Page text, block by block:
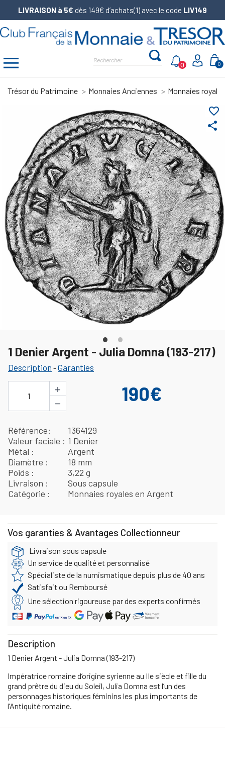
LIVRAISON à 5€ dès 149€ d’achats(1) avec le code LIV149
0
0
Trésor du Patrimoine Monnaies Anciennes Monnaies royales
share
favorite_border
1 Denier Argent - Julia Domna (193-217)
Description -Garanties
1
+
−
190€
Référence
1364129
Valeur faciale
1 Denier
Métal
Argent
Diamètre
18 mm
Poids
3,22 g
Livraison
Sous capsule
Catégorie
Monnaies royales en Argent
Vos garanties & Avantages Collectionneur
Livraison sous capsule
Un service de qualité et personnalisé
Spécialiste de la numismatique depuis plus de 40 ans
Satisfait ou Remboursé
Une sélection rigoureuse par des experts confirmés
Description
1 Denier Argent - Julia Domna (193-217)
Impératrice romaine d’origine syrienne au IIe siècle et fille du
grand prêtre du dieu du Soleil, Julia Domna est l’un des
personnages historiques féminins les plus importants de
l’Antiquité romaine.